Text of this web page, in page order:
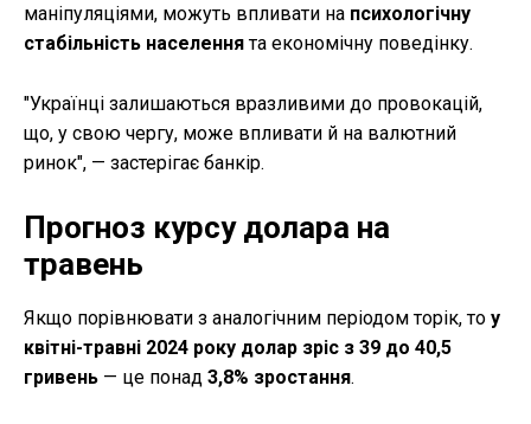
маніпуляціями, можуть впливати на психологічну
стабільність населеннята економічну поведінку.
"Українці залишаються вразливими до провокацій,
що, у свою чергу, може впливати й на валютний
ринок", — застерігає банкір.
Прогноз курсу долара на
травень
Якщо порівнювати з аналогічним періодом торік, то у
квітні-травні 2024 року долар зріс з 39 до 40,5
гривень — це понад 3,8% зростання.